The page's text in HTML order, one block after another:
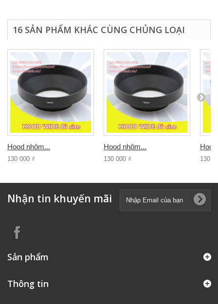
16 SẢN PHẨM KHÁC CÙNG CHỦNG LOẠI
Hood nhôm...
130 000 ₫
Hood nhôm...
130 000 ₫ 130
Nhận tin khuyến mãi
Sản phẩm
Thông tin